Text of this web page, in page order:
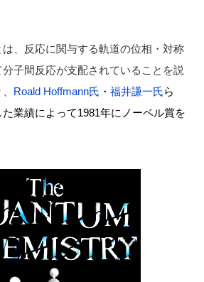
は、反応に関与する軌道の位相・対称
子間反応が支配されていることを説
Roald Hoffmann氏 ・ 福井謙一氏ら
業績によって1981年にノーベル賞を